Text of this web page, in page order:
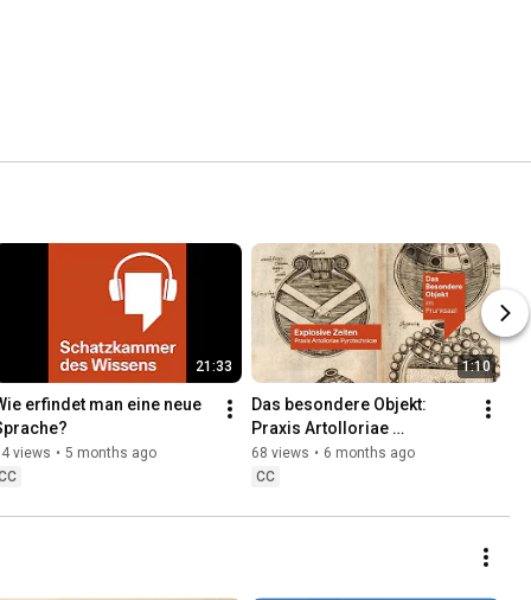
21:33
erfindet man eine neue
views • 5 months ago
1:10
Das besondere Objekt:
Praxis Artolloriae
Pyrotechnicæ
68 views • 6 months ago
CC